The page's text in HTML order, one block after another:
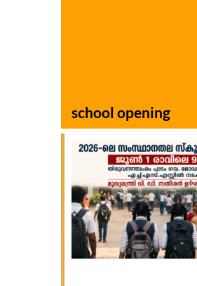
school opening